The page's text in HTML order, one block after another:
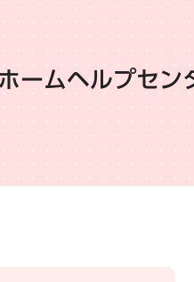
ームヘルプセン